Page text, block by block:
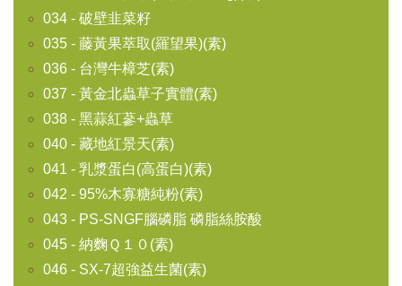
034 - 破壁韭菜籽
035 - 藤黃果萃取(羅望果)(素)
036 - 台灣牛樟芝(素)
037 - 黃金北蟲草子實體(素)
038 - 黑蒜紅蔘+蟲草
040 - 藏地紅景天(素)
041 - 乳漿蛋白(高蛋白)(素)
042 - 95%木寡糖純粉(素)
043 - PS-SNGF腦磷脂 磷脂絲胺酸
045 - 納麴Ｑ１０(素)
046 - SX-7超強益生菌(素)